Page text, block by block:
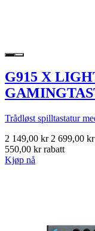
G915 X
Trådløst spilltastatur
2 149,00 kr 2 699,00 kr
550,00 kr rabatt
Kjøp nå